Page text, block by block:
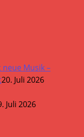
neue Musik –
20. Juli 2026
Juli 2026